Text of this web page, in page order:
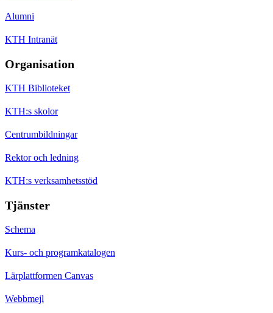
Alumni
KTH Intranät
Organisation
KTH Biblioteket
KTH:s skolor
Centrumbildningar
Rektor och ledning
KTH:s verksamhetsstöd
Tjänster
Schema
Kurs- och programkatalogen
Lärplattformen Canvas
Webbmejl